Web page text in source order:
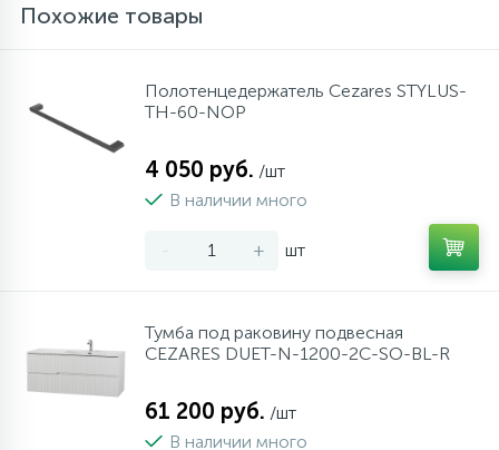
Похожие товары
Полотенцедержатель Cezares STYLUS-
TH-60-NOP
4 050 руб. /шт
В наличии много
- + шт
Тумба под раковину подвесная
CEZARES DUET-N-1200-2C-SO-BL-R
61 200 руб. /шт
В наличии много